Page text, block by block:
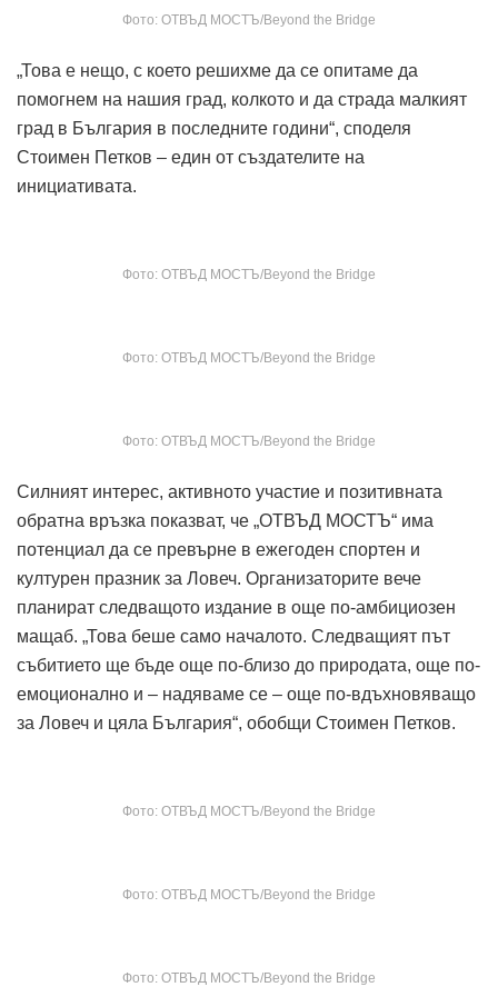
Фото: ОТВЪД МОСТЪ/Beyond the Bridge
„Това е нещо, с което решихме да се опитаме да
помогнем на нашия град, колкото и да страда малкият
град в България в последните години“, споделя
Стоимен Петков – един от създателите на
инициативата.
Фото: ОТВЪД МОСТЪ/Beyond the Bridge
Фото: ОТВЪД МОСТЪ/Beyond the Bridge
Фото: ОТВЪД МОСТЪ/Beyond the Bridge
Силният интерес, активното участие и позитивната
обратна връзка показват, че „ОТВЪД МОСТЪ“ има
потенциал да се превърне в ежегоден спортен и
културен празник за Ловеч. Организаторите вече
планират следващото издание в още по-амбициозен
мащаб. „Това беше само началото. Следващият път
събитието ще бъде още по-близо до природата, още по-
емоционално и – надяваме се – още по-вдъхновяващо
за Ловеч и цяла България“, обобщи Стоимен Петков.
Фото: ОТВЪД МОСТЪ/Beyond the Bridge
Фото: ОТВЪД МОСТЪ/Beyond the Bridge
Фото: ОТВЪД МОСТЪ/Beyond the Bridge